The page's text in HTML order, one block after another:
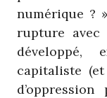
numérique ?
rupture avec
développé,
capitaliste